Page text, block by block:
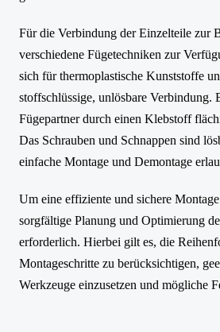
Für die Verbindung der Einzelteile zur
verschiedene Fügetechniken zur
sich für thermoplastische Kunststoffe
stoffschlüssige, unlösbare Verbindung.
Fügepartner durch einen Klebstoff
Das Schrauben und Schnappen sind
einfache Montage und Demontage
Um eine effiziente und sichere
sorgfältige Planung und Optimierung
erforderlich. Hierbei gilt es, die
Montageschritte zu berücksichtigen,
Werkzeuge einzusetzen und mögliche